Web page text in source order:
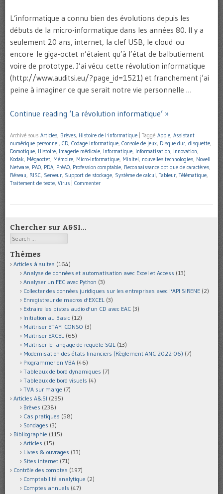
L’informatique a connu bien des évolutions depuis les
débuts de la micro-informatique dans les années 80. Il y a
seulement 20 ans, internet, la clef USB, le cloud ou
encore le giga-octet n’étaient qu’à l’état de balbutiement
voire de prototype. J’ai vécu cette révolution informatique
(http://www.auditsi.eu/?page_id=1521) et franchement j’ai
peine à imaginer ce que serait notre vie personnelle …
Continue reading ‘La révolution informatique’ »
Archivé sous Articles Brèves Histoire de l'informatique Taggé Apple Assistant
numérique personnel CD Codage informatique Console de jeux Disque dur disquette
Domotique Histoire Imagerie médicale Informatique Informatisation Innovation
Kodak Mégaoctet Mémoire Micro-informatique Minitel nouvelles technologies Novell
Netware PAO PDA PréAO Profession comptable Reconnaissance optique de caractères
Réseau RISC Serveur Support de stockage Système de calcul Tableur Télématique
Traitement de texte Virus Commenter
Chercher sur A&SI…
Search
Thèmes
Articles à suites (164)
Analyse de données et automatisation avec Excel et Access (13)
Analyser un FEC avec Python (3)
Collecter des données juridiques sur les entreprises avec l'API SIRENE (2)
Enregistreur de macros d'EXCEL (3)
Extraire les pistes audio d'un CD avec EAC (3)
Initiation au Basic (12)
Maîtriser ETAFI CONSO (3)
Maîtriser EXCEL (65)
Maîtriser le langage de requête SQL (13)
Modernisation des états financiers (Règlement ANC 2022-06) (7)
Programmer en VBA (46)
Tableaux de bord dynamiques (7)
Tableaux de bord visuels (4)
TVA sur marge (7)
Articles A&SI (295)
Brèves (238)
Cas pratiques (58)
Sondages (3)
Bibliographie (115)
Articles (15)
Livres & ouvrages (33)
Sites internet (71)
Contrôle des comptes (197)
Comptabilité analytique (2)
Comptes annuels (47)